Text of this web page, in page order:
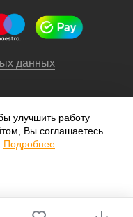
данных
улучшить работу
Вы соглашаетесь
Подробнее